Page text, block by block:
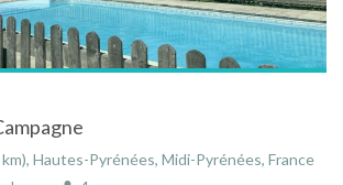
Hautes-Pyrénées, Midi-Pyrénées, France